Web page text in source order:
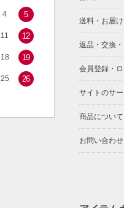
4 5
11 12
18 19
25 26
送料・お届
返品・交換
会員登録・
サイトのサ
商品について
お問い合わせ